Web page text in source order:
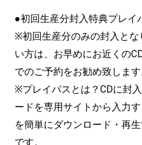
●初回生産分封入特典プレイ
※初回生産分のみの封入とな
い方は、お早めにお近くの
でのご予約をお勧め致します
※プレイパスとは？CDに封
ードを専用サイトから入力
を簡単にダウンロード・再
です。